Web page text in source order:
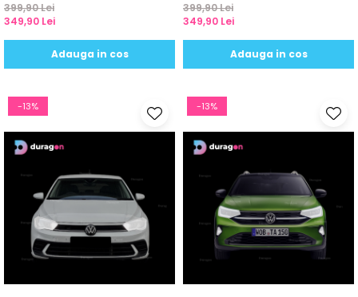
399,90 Lei
349,90 Lei
Adauga in cos
399,90 Lei
349,90 Lei
Adauga in cos
-13% -13%